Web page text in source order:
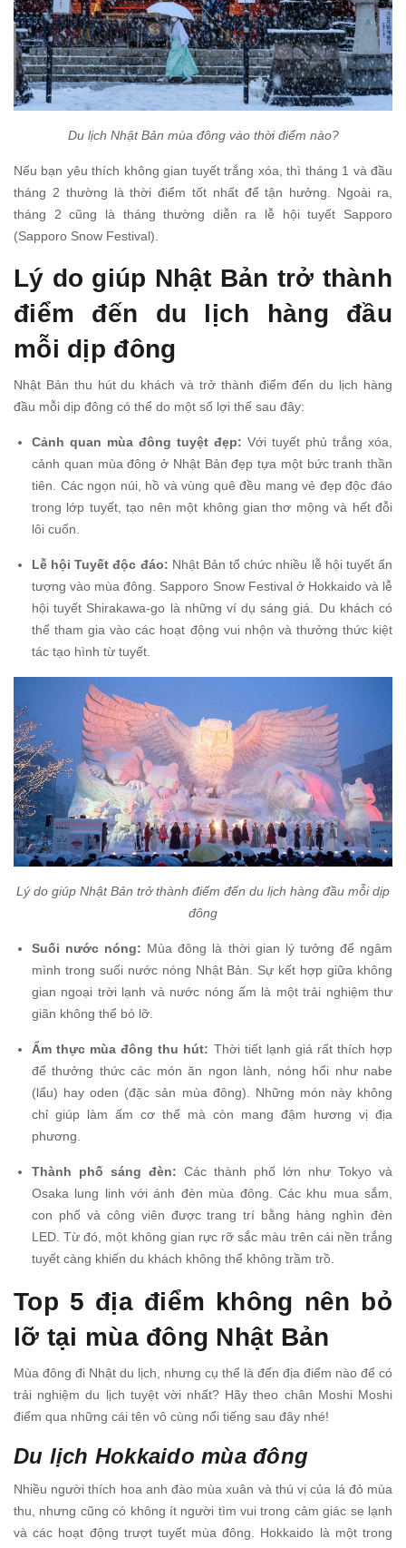
Du lịch Nhật Bản mùa đông vào thời điểm nào?
Nếu bạn yêu thích không gian tuyết trắng xóa, thì tháng 1 và đầu
tháng 2 thường là thời điểm tốt nhất để tận hưởng. Ngoài ra,
tháng 2 cũng là tháng thường diễn ra lễ hội tuyết Sapporo
(Sapporo Snow Festival).
Lý do giúp Nhật Bản trở thành
điểm đến du lịch hàng đầu
mỗi dịp đông
Nhật Bản thu hút du khách và trở thành điểm đến du lịch hàng
đầu mỗi dịp đông có thể do một số lợi thế sau đây:
Cảnh quan mùa đông tuyệt đẹp: Với tuyết phủ trắng xóa,
cảnh quan mùa đông ở Nhật Bản đẹp tựa một bức tranh thần
tiên. Các ngọn núi, hồ và vùng quê đều mang vẻ đẹp độc đáo
trong lớp tuyết, tạo nên một không gian thơ mộng và hết đỗi
lôi cuốn.
Lễ hội Tuyết độc đáo: Nhật Bản tổ chức nhiều lễ hội tuyết ấn
tượng vào mùa đông. Sapporo Snow Festival ở Hokkaido và lễ
hội tuyết Shirakawa-go là những ví dụ sáng giá. Du khách có
thể tham gia vào các hoạt động vui nhộn và thưởng thức kiệt
tác tạo hình từ tuyết.
Lý do giúp Nhật Bản trở thành điểm đến du lịch hàng đầu mỗi dịp
đông
Suối nước nóng: Mùa đông là thời gian lý tưởng để ngâm
mình trong suối nước nóng Nhật Bản. Sự kết hợp giữa không
gian ngoại trời lạnh và nước nóng ấm là một trải nghiệm thư
giãn không thể bỏ lỡ.
Ẩm thực mùa đông thu hút: Thời tiết lạnh giá rất thích hợp
để thưởng thức các món ăn ngon lành, nóng hổi như nabe
(lẩu) hay oden (đặc sản mùa đông). Những món này không
chỉ giúp làm ấm cơ thể mà còn mang đậm hương vị địa
phương.
Thành phố sáng đèn: Các thành phố lớn như Tokyo và
Osaka lung linh với ánh đèn mùa đông. Các khu mua sắm,
con phố và công viên được trang trí bằng hàng nghìn đèn
LED. Từ đó, một không gian rực rỡ sắc màu trên cái nền trắng
tuyết càng khiến du khách không thể không trầm trồ.
Top 5 địa điểm không nên bỏ
lỡ tại mùa đông Nhật Bản
Mùa đông đi Nhật du lịch, nhưng cụ thể là đến địa điểm nào để có
trải nghiệm du lịch tuyệt vời nhất? Hãy theo chân Moshi Moshi
điểm qua những cái tên vô cùng nổi tiếng sau đây nhé!
Du lịch Hokkaido mùa đông
Nhiều người thích hoa anh đào mùa xuân và thú vị của lá đỏ mùa
thu, nhưng cũng có không ít người tìm vui trong cảm giác se lạnh
và các hoạt động trượt tuyết mùa đông. Hokkaido là một trong